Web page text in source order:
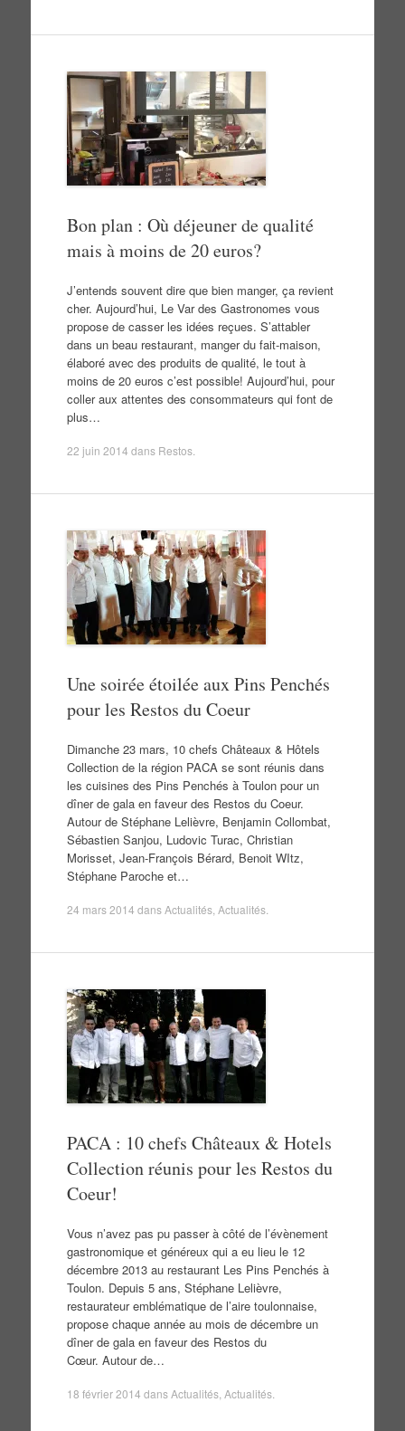
Bon plan : Où déjeuner de qualité
mais à moins de 20 euros?
J’entends souvent dire que bien manger, ça revient
cher. Aujourd’hui, Le Var des Gastronomes vous
propose de casser les idées reçues. S’attabler
dans un beau restaurant, manger du fait-maison,
élaboré avec des produits de qualité, le tout à
moins de 20 euros c’est possible! Aujourd’hui, pour
coller aux attentes des consommateurs qui font de
plus…
22 juin 2014 dans Restos.
Une soirée étoilée aux Pins Penchés
pour les Restos du Coeur
Dimanche 23 mars, 10 chefs Châteaux & Hôtels
Collection de la région PACA se sont réunis dans
les cuisines des Pins Penchés à Toulon pour un
dîner de gala en faveur des Restos du Coeur.
Autour de Stéphane Lelièvre, Benjamin Collombat,
Sébastien Sanjou, Ludovic Turac, Christian
Morisset, Jean-François Bérard, Benoit WItz,
Stéphane Paroche et…
24 mars 2014 dansActualités, Actualités.
PACA : 10 chefs Châteaux & Hotels
Collection réunis pour les Restos du
Coeur!
Vous n’avez pas pu passer à côté de l’évènement
gastronomique et généreux qui a eu lieu le 12
décembre 2013 au restaurant Les Pins Penchés à
Toulon. Depuis 5 ans, Stéphane Lelièvre,
restaurateur emblématique de l’aire toulonnaise,
propose chaque année au mois de décembre un
dîner de gala en faveur des Restos du
Cœur. Autour de…
18 février 2014 dansActualités, Actualités.